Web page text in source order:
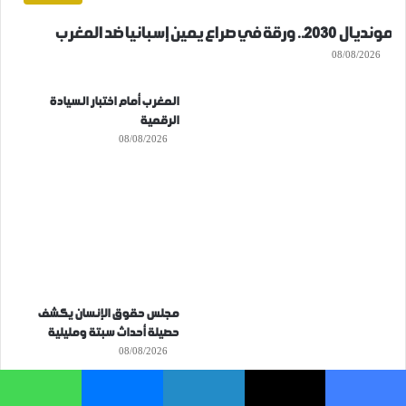
مونديال 2030.. ورقة في صراع يمين إسبانيا ضد المغرب
08/08/2026
المغرب أمام اختبار السيادة
الرقمية
08/08/2026
مجلس حقوق الإنسان يكشف
حصيلة أحداث سبتة ومليلية
08/08/2026